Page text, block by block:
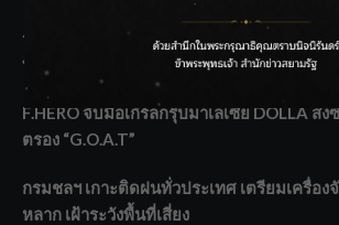
ราชเลขานุการในพระองค์ฯ ติดตามโครงการหุ
ทรายใต้ เสริมความมั่นคงน้ำเพชรบุรี
F.HERO จับมือเกิร์ลกรุ๊ปมาเลเซีย DOLLA ส่
ตรอง “G.O.A.T”
กรมชลฯ เกาะติดฝนทั่วประเทศ เตรียมเครื่อง
หลาก เฝ้าระวังพื้นที่เสี่ยง